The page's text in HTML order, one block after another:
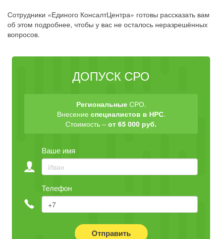
Сотрудники «Единого КонсалтЦентра» готовы рассказать вам
об этом подробнее, чтобы у вас не осталось неразрешённых
вопросов.
ДОПУСК СРО
РегиональныеСРО.
Внесение специалистов в НРС.
Стоимость – от 65 000 руб.
Ваше имя
Телефон
Отправить